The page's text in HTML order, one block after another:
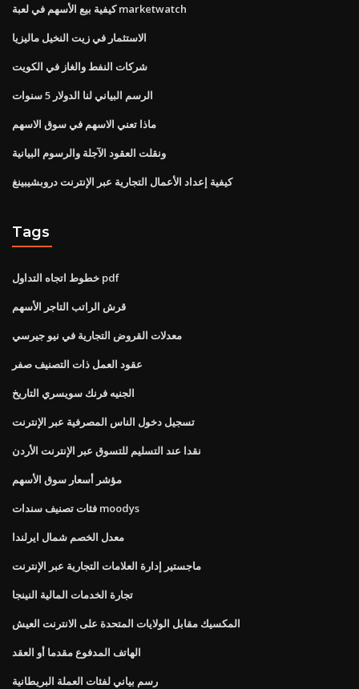
كيفية بيع الأسهم في لعبة marketwatch
الاستثمار في زيت النخيل ماليزيا
شركات النفط والغاز في الكويت
الرسم البياني لنا الدولار 5 سنوات
ماذا تعني الاسهم في سوق الاسهم
ونقلت العقود الآجلة والرسوم البيانية
كيفية إعداد الأعمال التجارية عبر الإنترنت دروبشيبينغ
Tags
خطوط اتجاه التداول pdf
قرش الراتب التاجر الأسهم
معدلات القروض التجارية في نيو جيرسي
عقود العمل ذات التصنيف صفر
الجنيه فرنك سويسري التاريخ
تسجيل دخول الناس المصرفية عبر الإنترنت
نقدا عند التسليم للتسوق عبر الإنترنت الأردن
مؤشر أسعار سوق الأسهم
فئات تصنيف سندات moodys
معدل الخصم شمال ايرلندا
ماجستير إدارة العلامات التجارية عبر الإنترنت
تجارة الخدمات المالية النينجا
المكسيك مقابل الولايات المتحدة على الانترنت العيش
الهاتف المدفوع مقدما أو العقد
رسم بياني لفئات العملة البريطانية